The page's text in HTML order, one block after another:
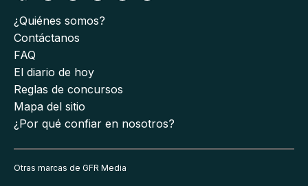
¿Quiénes somos?
Contáctanos
FAQ
El diario de hoy
Reglas de concursos
Mapa del sitio
¿Por qué confiar en nosotros?
Otras marcas de GFR Media